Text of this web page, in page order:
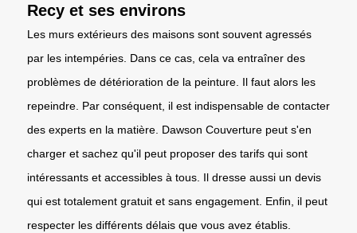
Recy et ses environs
Les murs extérieurs des maisons sont souvent agressés
par les intempéries. Dans ce cas, cela va entraîner des
problèmes de détérioration de la peinture. Il faut alors les
repeindre. Par conséquent, il est indispensable de contacter
des experts en la matière. Dawson Couverture peut s'en
charger et sachez qu'il peut proposer des tarifs qui sont
intéressants et accessibles à tous. Il dresse aussi un devis
qui est totalement gratuit et sans engagement. Enfin, il peut
respecter les différents délais que vous avez établis.